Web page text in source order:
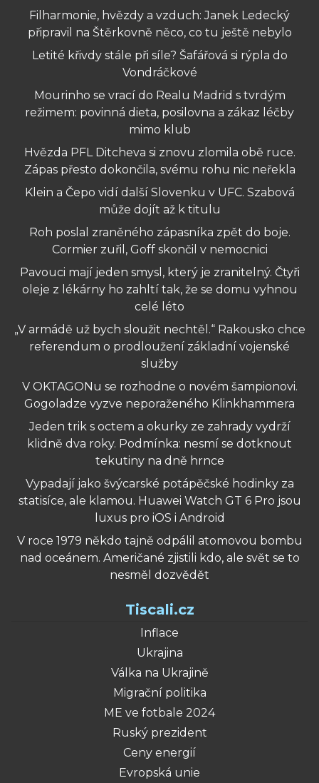
Filharmonie, hvězdy a vzduch: Janek Ledecký
připravil na Štěrkovně něco, co tu ještě nebylo
Letité křivdy stále při síle? Šafářová si rýpla do
Vondráčkové
Mourinho se vrací do Realu Madrid s tvrdým
režimem: povinná dieta, posilovna a zákaz léčby
mimo klub
Hvězda PFL Ditcheva si znovu zlomila obě ruce.
Zápas přesto dokončila, svému rohu nic neřekla
Klein a Čepo vidí další Slovenku v UFC. Szabová
může dojít až k titulu
Roh poslal zraněného zápasníka zpět do boje.
Cormier zuřil, Goff skončil v nemocnici
Pavouci mají jeden smysl, který je zranitelný. Čtyři
oleje z lékárny ho zahltí tak, že se domu vyhnou
celé léto
„V armádě už bych sloužit nechtěl.“ Rakousko chce
referendum o prodloužení základní vojenské
služby
V OKTAGONu se rozhodne o novém šampionovi.
Gogoladze vyzve neporaženého Klinkhammera
Jeden trik s octem a okurky ze zahrady vydrží
klidně dva roky. Podmínka: nesmí se dotknout
tekutiny na dně hrnce
Vypadají jako švýcarské potápěčské hodinky za
statisíce, ale klamou. Huawei Watch GT 6 Pro jsou
luxus pro iOS i Android
V roce 1979 někdo tajně odpálil atomovou bombu
nad oceánem. Američané zjistili kdo, ale svět se to
nesměl dozvědět
Tiscali.cz
Inflace
Ukrajina
Válka na Ukrajině
Migrační politika
ME ve fotbale 2024
Ruský prezident
Ceny energií
Evropská unie